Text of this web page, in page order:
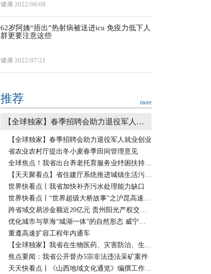
健康 2022/08/08
62岁阿姨“捂出”热射病被送进icu 免疫力低下人
群更要注意这些
健康 2022/07/21
推荐 more
【全球独家】春季招聘会助力退役军人就业创业
【全球独家】春季招聘会助力退役军人就业创业
省农业农村厅提出冬小麦春季田间管理意见
全球焦点！我省出台养老托育服务业纾困扶持政策
【天天聚看点】省住建厅系统推进城镇生活污水资源利用
世界快看点丨我省加快补齐污水处理能力缺口
世界快看点丨“世界超级大桥故事”之沪昆高速坝陵河大桥 长龙一跨腾千米 关山峻岭度若飞
跨省域交易涉金额近20亿元 贵州阳光产权交易所创新完成一宗“股权 资产”转让
优化城市与草海“城湖一体”的自然形态 威宁，“高原明珠”逐绿前行
重遵高速扩容工程年内通车
【全球独家】我省在生物医药、灾害防治、生态治理等领域不断突破 特色科技创新护航百姓美好生活
焦点要闻：我省公开督办5宗非法违法采矿案件
天天快看点丨《山西地域文化通览》编撰工作动员培训学习在太原举行